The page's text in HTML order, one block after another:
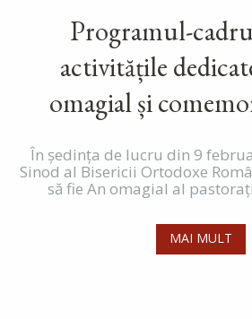
Programul-
activitățile
omagial și
În ședința de lucru din 9
Sinod al Bisericii Ortodoxe
să fie An omagial al
MAI MULT